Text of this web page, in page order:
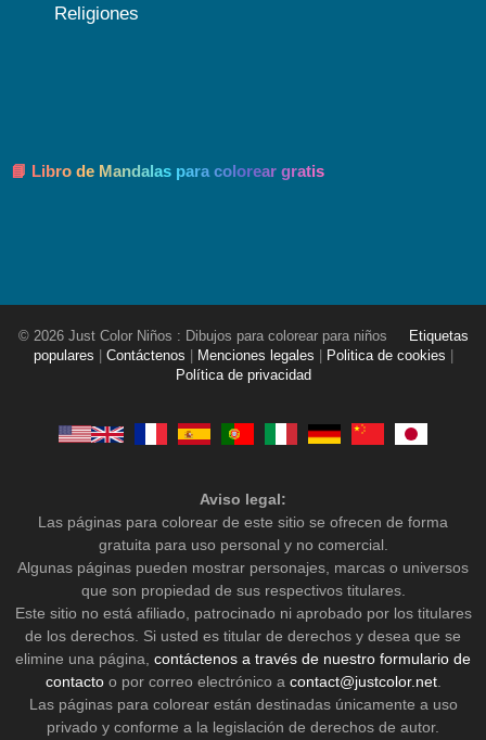
Religiones
📘 Libro de Mandalas para colorear gratis
© 2026 Just Color Niños : Dibujos para colorear para niños
Etiquetas
populares
Contáctenos Menciones legales Politica de cookies
Política de privacidad
Aviso legal:
Las páginas para colorear de este sitio se ofrecen de forma
gratuita para uso personal y no comercial.
Algunas páginas pueden mostrar personajes, marcas o universos
que son propiedad de sus respectivos titulares.
Este sitio no está afiliado, patrocinado ni aprobado por los titulares
de los derechos. Si usted es titular de derechos y desea que se
elimine una página, contáctenos a través de nuestro formulario de
contactoo por correo electrónico a contact@justcolor.net.
Las páginas para colorear están destinadas únicamente a uso
privado y conforme a la legislación de derechos de autor.